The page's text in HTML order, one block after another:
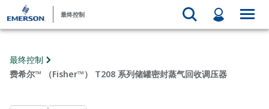
最终控制
最终控制
费希尔™ （Fisher™） T208 系列储罐密封蒸气回收调压器